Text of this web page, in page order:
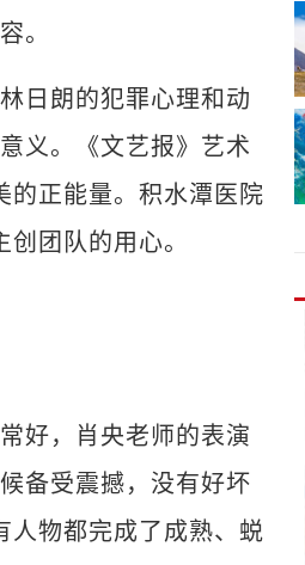
。
日朗的犯罪心理和动
义。《文艺报》艺术
的正能量。积水潭医院
团队的用心。
好，肖央老师的表演
备受震撼，没有好坏
人物都完成了成熟、蜕